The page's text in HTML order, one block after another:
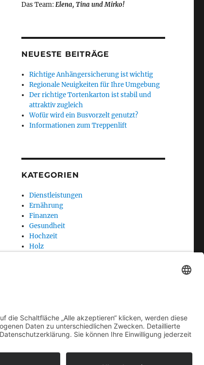
Das Team: Elena, Tina und Mirko!
NEUESTE BEITRÄGE
Richtige Anhängersicherung ist wichtig
Regionale Neuigkeiten für Ihre Umgebung
Der richtige Tortenkarton ist stabil und
attraktiv zugleich
Wofür wird ein Busvorzelt genutzt?
Informationen zum Treppenlift
KATEGORIEN
Dienstleistungen
Ernährung
Finanzen
Gesundheit
Hochzeit
Holz